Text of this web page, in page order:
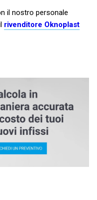
il nostro personale
rivenditore Oknoplast